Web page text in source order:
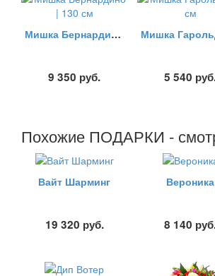
Мишка Бернардино | 130 см
9 350 руб. 5 540
Похожие ПОДАРКИ -
Вайт Шарминг
19 320 руб.
Вероника
8 140